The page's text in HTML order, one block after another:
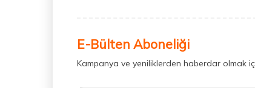
E-Bülten Aboneliği
Kampanya ve yeniliklerden haberdar olmak